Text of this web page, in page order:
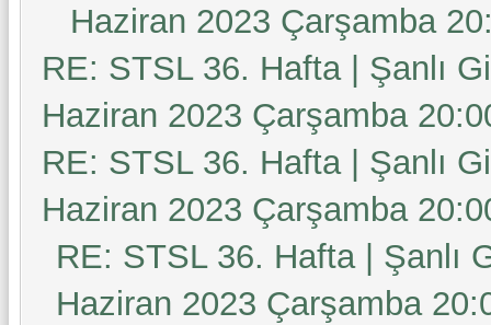
Haziran 2023 Çarşamba
RE: STSL 36. Hafta | Şanlı
Haziran 2023 Çarşamba
RE: STSL 36. Hafta | Şanlı
Haziran 2023 Çarşamba
RE: STSL 36. Hafta | Şanlı
Haziran 2023 Çarşamba